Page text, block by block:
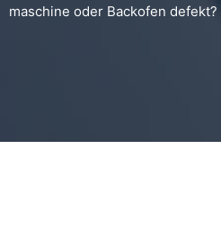
maschine oder Backofen